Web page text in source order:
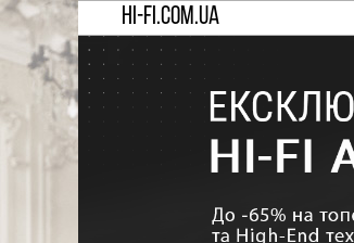
HI-FI.COM.UA